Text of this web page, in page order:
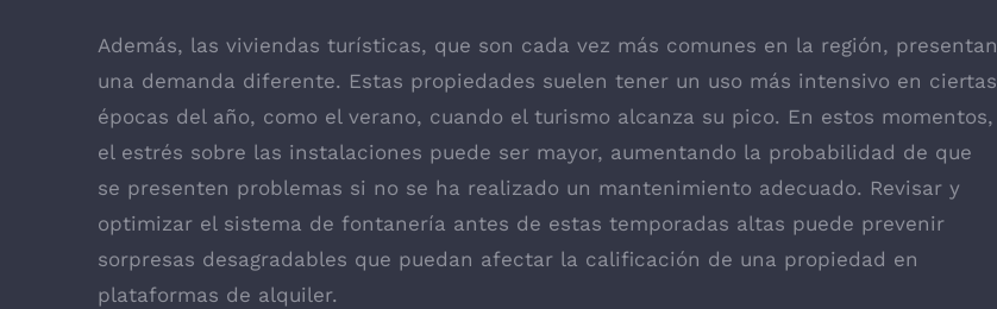
Además, las viviendas turísticas, que son cada vez más comunes en la región, presentan
una demanda diferente. Estas propiedades suelen tener un uso más intensivo en ciertas
épocas del año, como el verano, cuando el turismo alcanza su pico. En estos momentos,
el estrés sobre las instalaciones puede ser mayor, aumentando la probabilidad de que
se presenten problemas si no se ha realizado un mantenimiento adecuado. Revisar y
optimizar el sistema de fontanería antes de estas temporadas altas puede prevenir
sorpresas desagradables que puedan afectar la calificación de una propiedad en
plataformas de alquiler.